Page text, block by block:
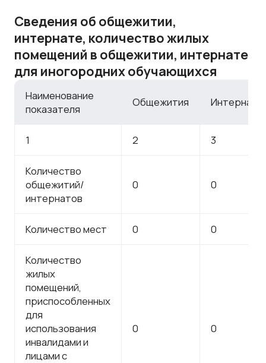
Сведения об общежитии,
интернате, количество жилых
помещений в общежитии, интернате
для иногородних обучающихся
Наименование
показателя
Общежития Интернаты
1 2 3
Количество
общежитий/
интернатов
0 0
Количество мест 0 0
Количество
жилых
помещений,
приспособленных
для
использования
инвалидами и
лицами с
0 0